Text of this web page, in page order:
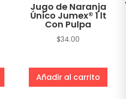
Jugo de Naranja
Único Jumex® 1 lt
Con Pulpa
$34.00
Añadir al carrito